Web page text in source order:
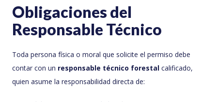
Obligaciones del
Responsable Técnico
Toda persona física o moral que solicite el permiso debe
contar con un responsable técnico forestal calificado,
quien asume la responsabilidad directa de: